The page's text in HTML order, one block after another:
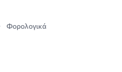
Φορολογικά